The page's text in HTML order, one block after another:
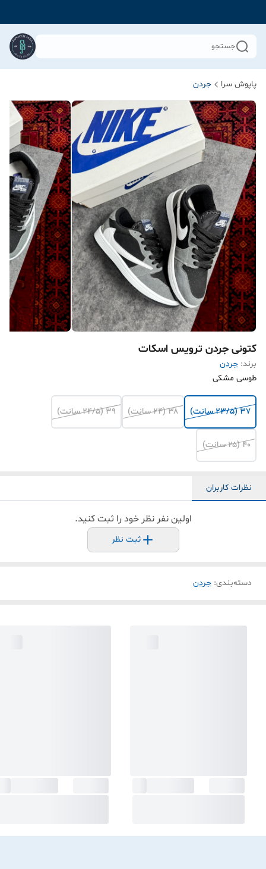
جستجو
پاپوش سرا جردن
کتونی جردن ترویس اسکات
برند: جردن
طوسی مشکی
۳۷ (۲۳/۵ سانت) ۳۸ (۲۴ سانت) ۳۹ (۲۴/۵ سانت)
۴۰ (۲۵ سانت)
نظرات کاربران
اولین نفر نظر خود را ثبت کنید.
ثبت نظر
دسته‌بندی: جردن